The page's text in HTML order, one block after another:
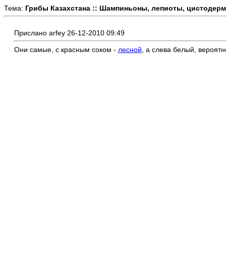
Тема: Грибы Казахстана :: Шампиньоны, лепиоты,
Прислано arfey 26-12-2010 09:49
Они самые, с красным соком - лесной , а слева белый,